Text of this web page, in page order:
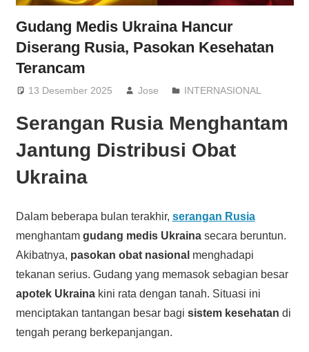
Gudang Medis Ukraina Hancur
Diserang Rusia, Pasokan Kesehatan
Terancam
13 Desember 2025 Jose INTERNASIONAL
Serangan Rusia Menghantam
Jantung Distribusi Obat
Ukraina
Dalam beberapa bulan terakhir, serangan Rusia
menghantam gudang medis Ukrainasecara beruntun.
Akibatnya, pasokan obat nasional menghadapi
tekanan serius. Gudang yang memasok sebagian besar
apotek Ukrainakini rata dengan tanah. Situasi ini
menciptakan tantangan besar bagi sistem kesehatan di
tengah perang berkepanjangan.